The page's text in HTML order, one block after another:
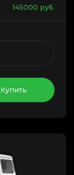
145000 руб.
Купить